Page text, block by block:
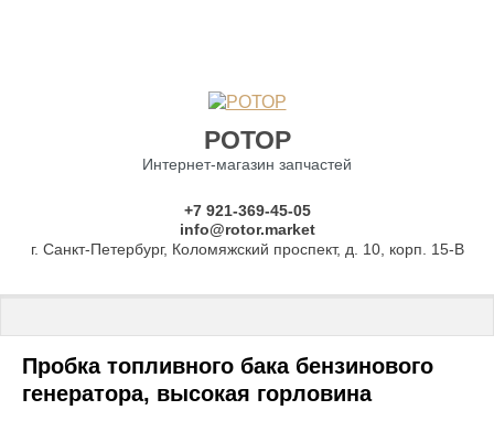
РОТОР
Интернет-магазин запчастей
+7 921-369-45-05
info@rotor.market
г. Санкт-Петербург, Коломяжский проспект, д. 10, корп. 15-В
Главная Запчасти для бензогенераторов
Пробка топливного бака бензинового
генератора, высокая горловина